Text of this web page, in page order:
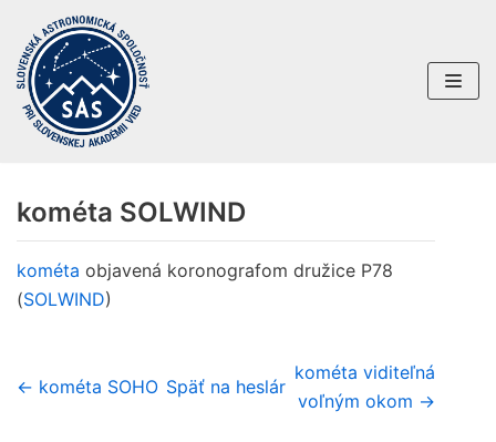
Preskočiť
na
obsah
kométa SOLWIND
kométa objavená koronografom družice P78
(SOLWIND)
← kométa SOHO Späť na heslár
kométa viditeľná
voľným okom →